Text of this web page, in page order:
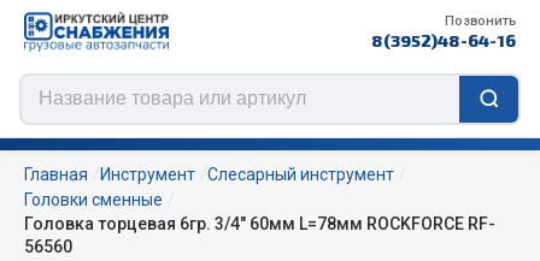
Позвонить
8(3952)48-64-16
Главная Инструмент
Слесарный инструмент
Головки сменные
Головка торцевая 6гр. 3/4" 60мм L=78мм ROCKFORCE RF-
56560